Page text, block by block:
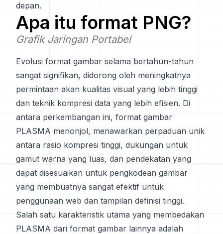
depan.
Apa itu format PNG?
Grafik Jaringan Portabel
Evolusi format gambar selama bertahun-tahun
sangat signifikan, didorong oleh meningkatnya
permintaan akan kualitas visual yang lebih tinggi
dan teknik kompresi data yang lebih efisien. Di
antara perkembangan ini, format gambar
PLASMA menonjol, menawarkan perpaduan unik
antara rasio kompresi tinggi, dukungan untuk
gamut warna yang luas, dan pendekatan yang
dapat disesuaikan untuk pengkodean gambar
yang membuatnya sangat efektif untuk
penggunaan web dan tampilan definisi tinggi.
Salah satu karakteristik utama yang membedakan
PLASMA dari format gambar lainnya adalah